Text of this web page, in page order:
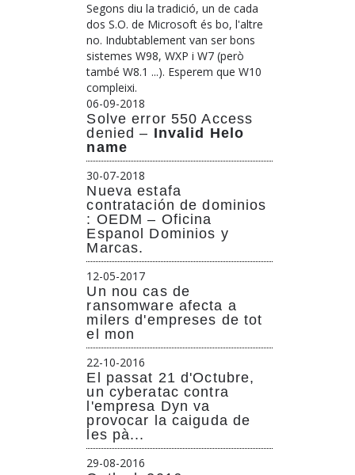
Segons diu la tradició, un de cada
dos S.O. de Microsoft és bo, l'altre
no. Indubtablement van ser bons
sistemes W98, WXP i W7 (però
també W8.1 ...). Esperem que W10
compleixi.
06-09-2018
Solve error 550 Access
denied – Invalid Helo
name
30-07-2018
Nueva estafa
contratación de dominios
: OEDM – Oficina
Espanol Dominios y
Marcas.
12-05-2017
Un nou cas de
ransomware afecta a
milers d'empreses de tot
el mon
22-10-2016
El passat 21 d'Octubre,
un cyberatac contra
l'empresa Dyn va
provocar la caiguda de
les pà...
29-08-2016